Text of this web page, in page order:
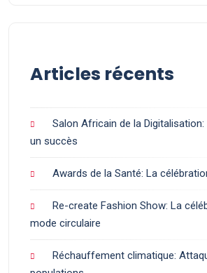
Articles récents
Salon Africain de la
un succès
Awards de la Santé: La
Re-create Fashion Show: La
mode circulaire
Réchauffement climatique: